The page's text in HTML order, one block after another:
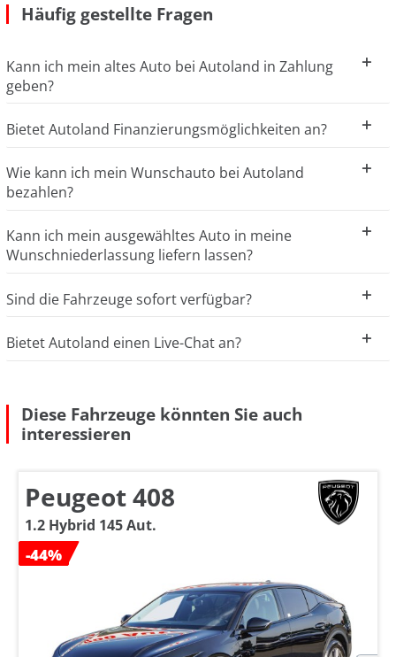
Häufig gestellte Fragen
Kann ich mein altes Auto bei Autoland in Zahlung
geben?
Bietet Autoland Finanzierungsmöglichkeiten an?
Wie kann ich mein Wunschauto bei Autoland
bezahlen?
Kann ich mein ausgewähltes Auto in meine
Wunschniederlassung liefern lassen?
Sind die Fahrzeuge sofort verfügbar?
Bietet Autoland einen Live-Chat an?
Diese Fahrzeuge könnten Sie auch
interessieren
Peugeot 408
1.2 Hybrid 145 Aut.
-44%